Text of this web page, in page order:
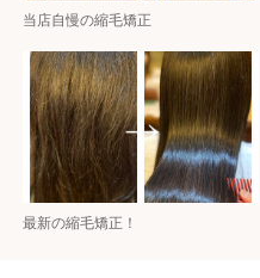
当店自慢の縮毛矯正
最新の縮毛矯正！